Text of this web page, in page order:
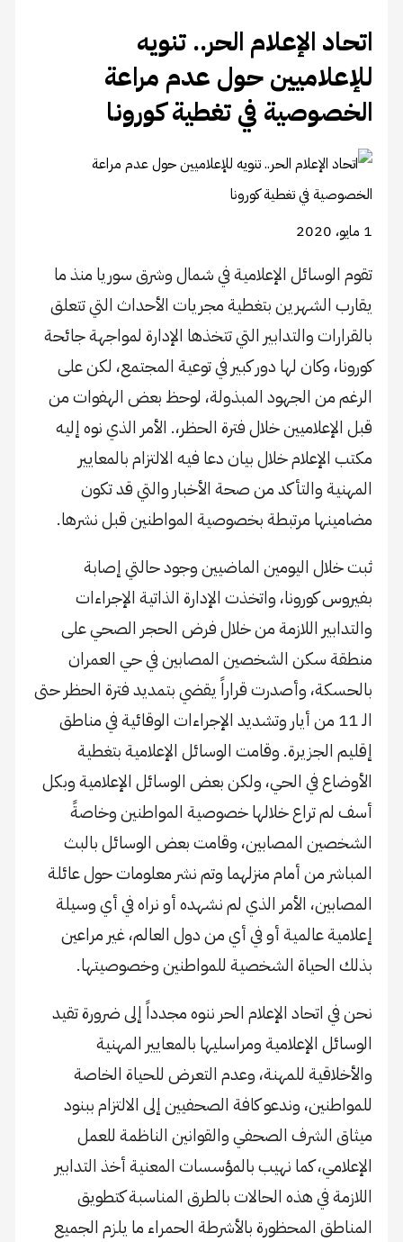
اتحاد الإعلام الحر.. تنويه
للإعلاميين حول عدم مراعة
الخصوصية في تغطية كورونا
1 مايو، 2020
تقوم الوسائل الإعلامية في شمال وشرق سوريا منذ ما
يقارب الشهرين بتغطية مجريات الأحداث التي تتعلق
بالقرارات والتدابير التي تتخذها الإدارة لمواجهة جائحة
كورونا، وكان لها دور كبير في توعية المجتمع، لكن على
الرغم من الجهود المبذولة، لوحظ بعض الهفوات من
قبل الإعلاميين خلال فترة الحظر،. الأمر الذي نوه إليه
مكتب الإعلام خلال بيان دعا فيه الالتزام بالمعايير
المهنية والتأكد من صحة الأخبار والتي قد تكون
مضامينها مرتبطة بخصوصية المواطنين قبل نشرها.
ثبت خلال اليومين الماضيين وجود حالتي إصابة
بفيروس كورونا، واتخذت الإدارة الذاتية الإجراءات
والتدابير اللازمة من خلال فرض الحجر الصحي على
منطقة سكن الشخصين المصابين في حي العمران
بالحسكة، وأصدرت قراراً يقضي بتمديد فترة الحظر حتى
الـ 11 من أيار وتشديد الإجراءات الوقائية في مناطق
إقليم الجزيرة. وقامت الوسائل الإعلامية بتغطية
الأوضاع في الحي، ولكن بعض الوسائل الإعلامية وبكل
أسف لم تراع خلالها خصوصية المواطنين وخاصةً
الشخصين المصابين، وقامت بعض الوسائل بالبث
المباشر من أمام منزلهما وتم نشر معلومات حول عائلة
المصابين، الأمر الذي لم نشهده أو نراه في أي وسيلة
إعلامية عالمية أو في أي من دول العالم، غير مراعين
بذلك الحياة الشخصية للمواطنين وخصوصيتها.
نحن في اتحاد الإعلام الحر ننوه مجدداً إلى ضرورة تقيد
الوسائل الإعلامية ومراسليها بالمعايير المهنية
والأخلاقية للمهنة، وعدم التعرض للحياة الخاصة
للمواطنين، وندعو كافة الصحفيين إلى الالتزام ببنود
ميثاق الشرف الصحفي والقوانين الناظمة للعمل
الإعلامي، كما نهيب بالمؤسسات المعنية أخذ التدابير
اللازمة في هذه الحالات بالطرق المناسبة كتطويق
المناطق المحظورة بالأشرطة الحمراء ما يلزم الجميع